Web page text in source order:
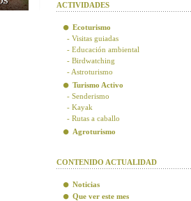
ACTIVIDADES
Ecoturismo
- Visitas guiadas
- Educación ambiental
- Birdwatching
- Astroturismo
Turismo Activo
- Senderismo
- Kayak
- Rutas a caballo
Agroturismo
CONTENIDO ACTUALIDAD
Noticias
Que ver este mes